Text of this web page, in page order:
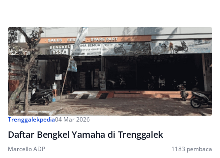
Trenggalekpedia04 Mar 2026
Daftar Bengkel Yamaha di Trenggalek
Marcello ADP 1183 pembaca